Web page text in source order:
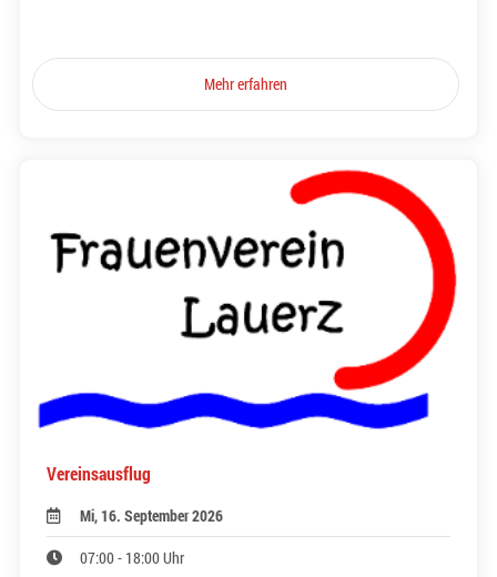
Mehr erfahren
Vereinsausflug
Mi, 16. September 2026
07:00 - 18:00 Uhr